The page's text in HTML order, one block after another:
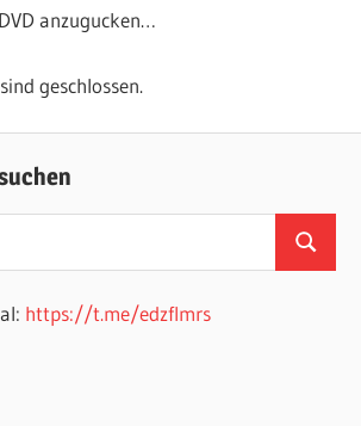
anzugucken…
geschlossen.
Suchen
https://t.me/edzflmrs